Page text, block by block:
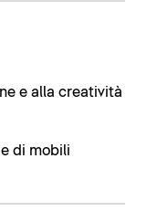
e alla creatività
di mobili